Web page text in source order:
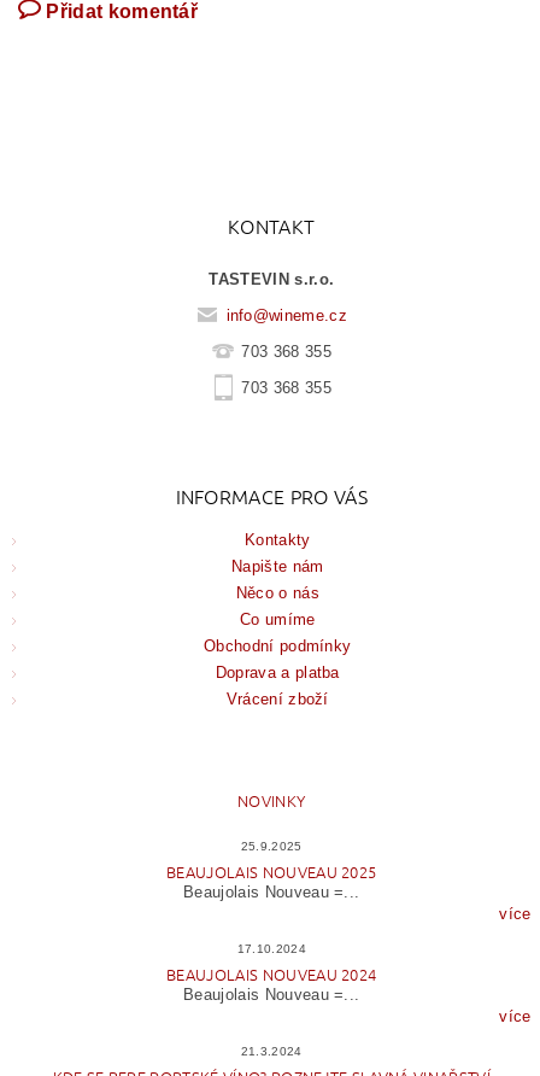
Přidat komentář
KONTAKT
TASTEVIN s.r.o.
info@wineme.cz
703 368 355
703 368 355
INFORMACE PRO VÁS
Kontakty
Napište nám
Něco o nás
Co umíme
Obchodní podmínky
Doprava a platba
Vrácení zboží
NOVINKY
25.9.2025
BEAUJOLAIS NOUVEAU 2025
Beaujolais Nouveau =...
více
17.10.2024
BEAUJOLAIS NOUVEAU 2024
Beaujolais Nouveau =...
více
21.3.2024